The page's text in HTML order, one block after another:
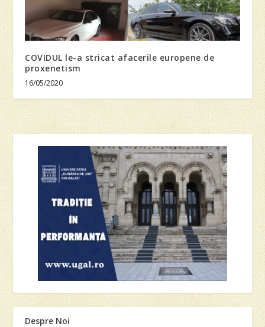
COVIDUL le-a stricat afacerile europene de
proxenetism
16/05/2020
Despre Noi